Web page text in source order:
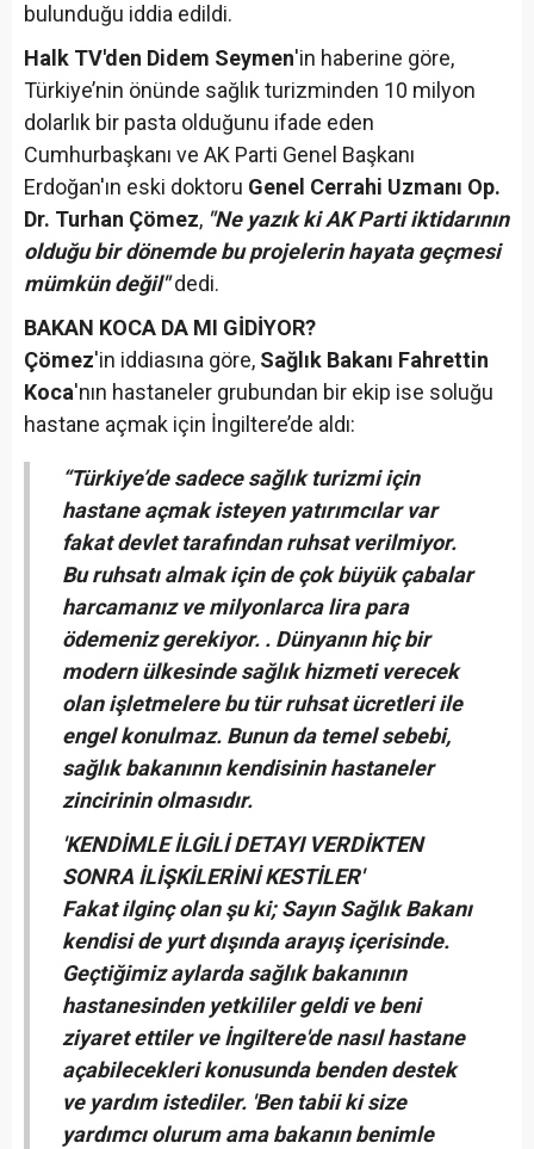
bulunduğu iddia edildi.
Halk TV'den Didem Seymen'in haberine göre,
Türkiye’nin önünde sağlık turizminden 10 milyon
dolarlık bir pasta olduğunu ifade eden
Cumhurbaşkanı ve AK Parti Genel Başkanı
Erdoğan'ın eski doktoru Genel Cerrahi Uzmanı Op.
Dr. Turhan Çömez, "Ne yazık ki AK Parti iktidarının
olduğu bir dönemde bu projelerin hayata geçmesi
mümkün değil"dedi.
BAKAN KOCA DA MI GİDİYOR?
Çömez'in iddiasına göre, Sağlık Bakanı Fahrettin
Koca'nın hastaneler grubundan bir ekip ise soluğu
hastane açmak için İngiltere’de aldı:
“Türkiye’de sadece sağlık turizmi için
hastane açmak isteyen yatırımcılar var
fakat devlet tarafından ruhsat verilmiyor.
Bu ruhsatı almak için de çok büyük çabalar
harcamanız ve milyonlarca lira para
ödemeniz gerekiyor. . Dünyanın hiç bir
modern ülkesinde sağlık hizmeti verecek
olan işletmelere bu tür ruhsat ücretleri ile
engel konulmaz. Bunun da temel sebebi,
sağlık bakanının kendisinin hastaneler
zincirinin olmasıdır.
'KENDİMLE İLGİLİ DETAYI VERDİKTEN
SONRA İLİŞKİLERİNİ KESTİLER'
Fakat ilginç olan şu ki; Sayın Sağlık Bakanı
kendisi de yurt dışında arayış içerisinde.
Geçtiğimiz aylarda sağlık bakanının
hastanesinden yetkililer geldi ve beni
ziyaret ettiler ve İngiltere'de nasıl hastane
açabilecekleri konusunda benden destek
ve yardım istediler. 'Ben tabii ki size
yardımcı olurum ama bakanın benimle